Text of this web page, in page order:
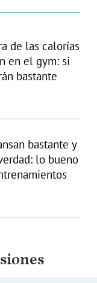
de las calorías
en el gym: si
bastante
bastante y
lo bueno